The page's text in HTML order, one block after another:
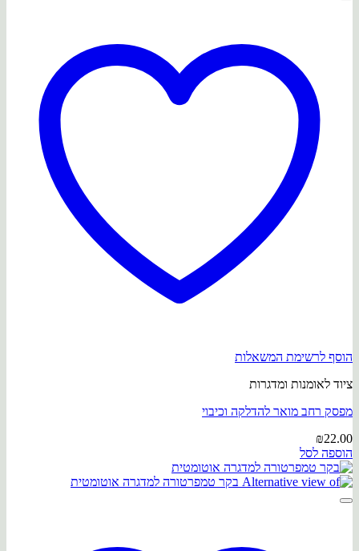
הוסף לרשימת המשאלות
ציוד לאומנות ומדגרות
מפסק רחב מואר להדלקה וכיבוי
₪22.00
הוספה לסל